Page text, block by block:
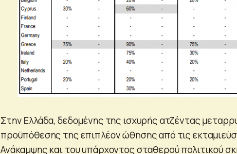
Στην Ελλάδα, δεδομένης της ισχυρής ατζέντας
προϋπόθεσης της επιπλέον ώθησης από τις
Ανάκαμψης και του υπάρχοντος σταθερού πολιτικού